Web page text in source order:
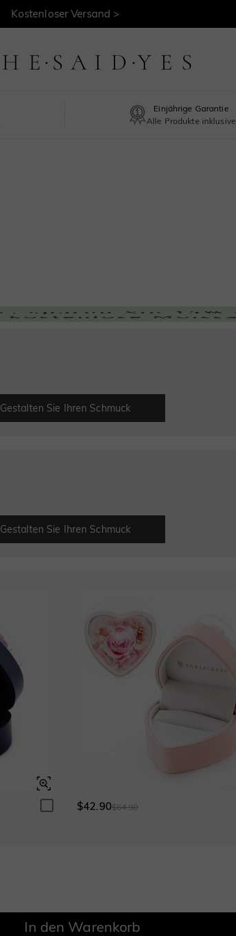
Kostenloser Versand >
Einjährige Garantie
Alle Produkte inklusive
Gestalten Sie Ihren Schmuck
Gestalten Sie Ihren Schmuck
$42.90$64.90
In den Warenkorb